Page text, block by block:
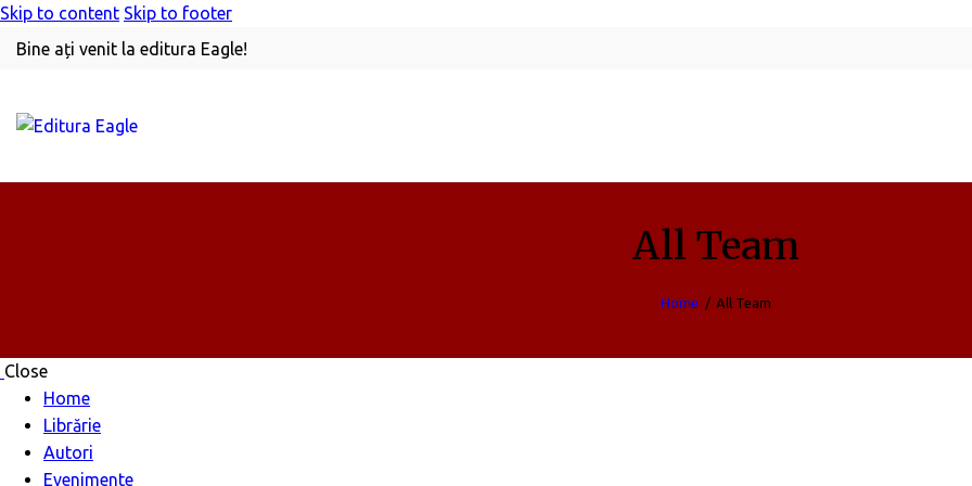
Skip to content Skip to footer
Bine ați venit la editura Eagle!
All Team
Home All Team
Close
Home
Librărie
Autori
Evenimente